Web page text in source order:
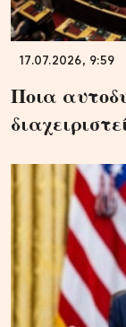
17.07.2026, 9:59
Ποια